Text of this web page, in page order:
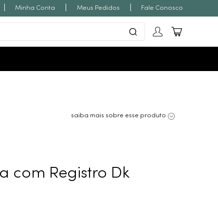
Minha Conta Meus Pedidos Fale Conosco
saiba mais sobre esse produto
com Registro Dk